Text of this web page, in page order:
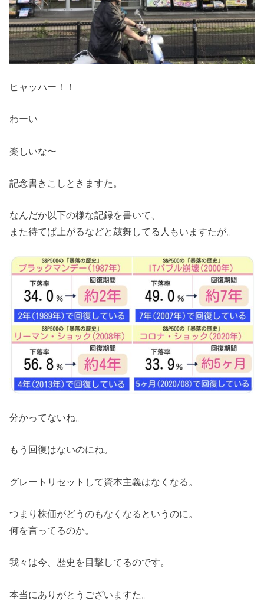
ヒャッハー！！
わーい
楽しいな〜
記念書きこしときますた。
なんだか以下の様な記録を書いて、
また待てば上がるなどと鼓舞してる人もいますたが。
分かってないね。
もう回復はないのにね。
グレートリセットして資本主義はなくなる。
つまり株価がどうのもなくなるというのに。
何を言ってるのか。
我々は今、歴史を目撃してるのです。
本当にありがとうございますた。